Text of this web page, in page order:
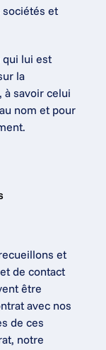
sociétés et
qui lui est
la
à savoir celui
nom et pour
et
de contact
être
avec nos
de ces
notre